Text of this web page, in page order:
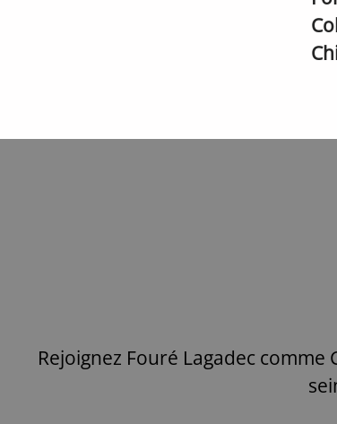
Rejoignez Fouré Lagadec